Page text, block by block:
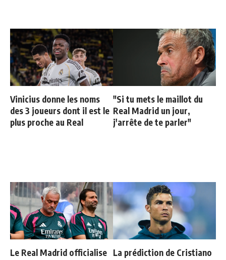
Vinicius donne les noms
des 3 joueurs dont il est le
plus proche au Real
"Si tu mets le maillot du
Real Madrid un jour,
j'arrête de te parler"
Le Real Madrid officialise La prédiction de Cristiano